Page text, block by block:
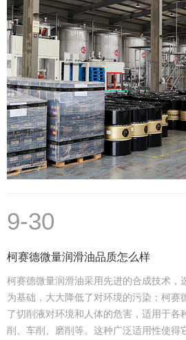
9-30
柯赛德微量润滑油品质怎么样
柯赛德微量润滑油采用先进的合成技术，
为基础，大大降低了对环境的污染；柯赛
了切削液对环境和人体的危害，适用于各
削、车削、磨削等。这种广泛适用性使得